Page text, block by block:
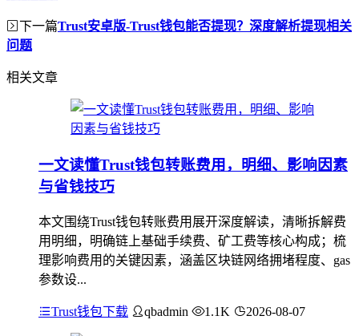
下一篇Trust安卓版-Trust钱包能否提现？深度解析提现相关
问题
相关文章
一文读懂Trust钱包转账费用，明细、影响因素
与省钱技巧
本文围绕Trust钱包转账费用展开深度解读，清晰拆解费
用明细，明确链上基础手续费、矿工费等核心构成；梳
理影响费用的关键因素，涵盖区块链网络拥堵程度、gas
参数设...
Trust钱包下载 qbadmin 1.1K 2026-08-07